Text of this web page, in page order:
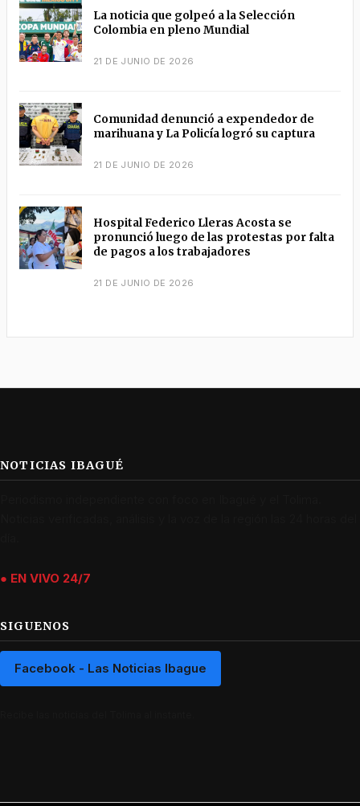
La noticia que golpeó a la Selección
Colombia en pleno Mundial
21 DE JUNIO DE 2026
Comunidad denunció a expendedor de
marihuana y La Policía logró su captura
21 DE JUNIO DE 2026
Hospital Federico Lleras Acosta se
pronunció luego de las protestas por falta
de pagos a los trabajadores
21 DE JUNIO DE 2026
NOTICIAS IBAGUÉ
● EN VIVO 24/7
SIGUENOS
Facebook - Las Noticias Ibague